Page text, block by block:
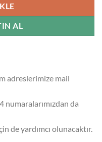
AL
adreslerimize mail
da
de yardımcı olunacaktır.